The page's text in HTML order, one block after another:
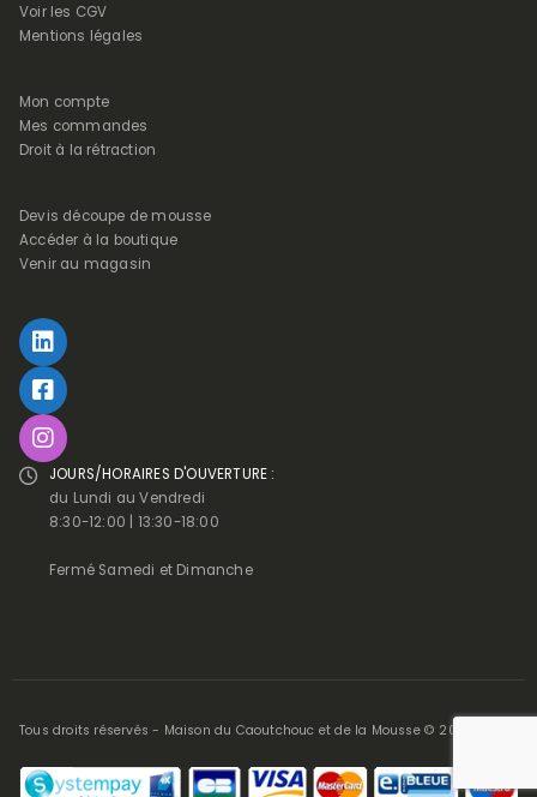
Voir les CGV
Mentions légales
Mon compte
Mes commandes
Droit à la rétraction
Devis découpe de mousse
Accéder à la boutique
Venir au magasin
JOURS/HORAIRES D'OUVERTURE :
du Lundi au Vendredi
8:30-12:00 | 13:30-18:00
Fermé Samedi et Dimanche
Tous droits réservés - Maison du Caoutchouc et de la Mousse © 2025